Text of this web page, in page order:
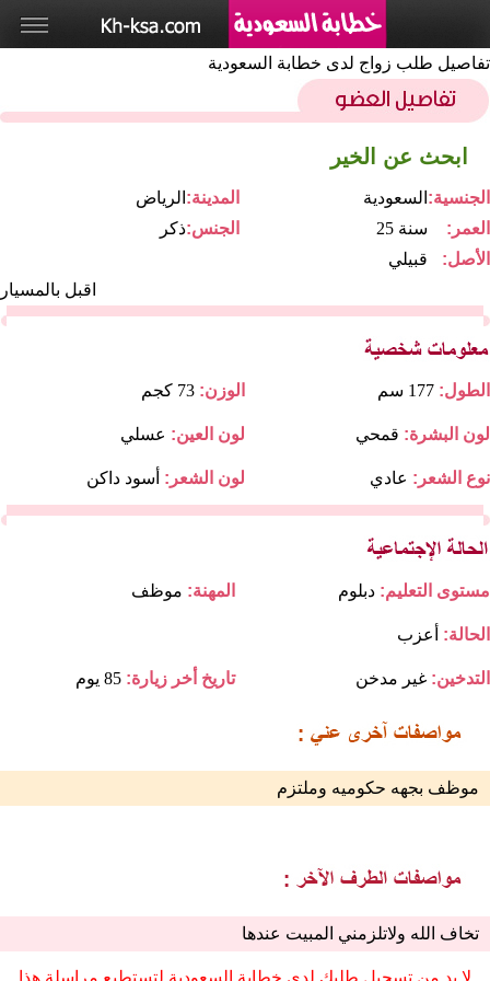
تفاصيل طلب زواج لدى خطابة السعودية
ابحث عن الخير
الرياض المدينة: السعودية الجنسية:
ذكرالجنس: 25 سنة
العمر:
قبيلي
الأصل:
اقبل بالمسيار
الوزن: 73 كجم الطول: 177 سم
لون العين: عسلي لون البشرة: قمحي
لون الشعر: أسود داكن نوع الشعر: عادي
المهنة: موظف مستوى التعليم: دبلوم
الحالة: أعزب
تاريخ أخر زيارة: 85 يوم التدخين: غير مدخن
موظف بجهه حكوميه وملتزم
تخاف الله ولاتلزمني المبيت عندها
لا بد من تسجيل طلبك لدى خطابة السعودية لتستطيع مراسلة هذا